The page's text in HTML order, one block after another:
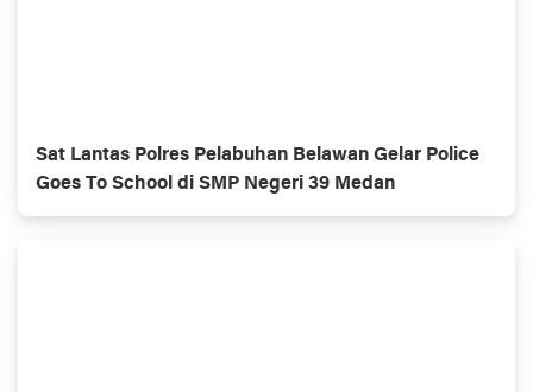
Sat Lantas Polres Pelabuhan Belawan Gelar Police
Goes To School di SMP Negeri 39 Medan